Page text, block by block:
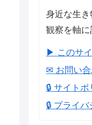
身近な生き
観察を軸に
▶ このサ
✉ お問い
🔒 サイト
🔒 プライ